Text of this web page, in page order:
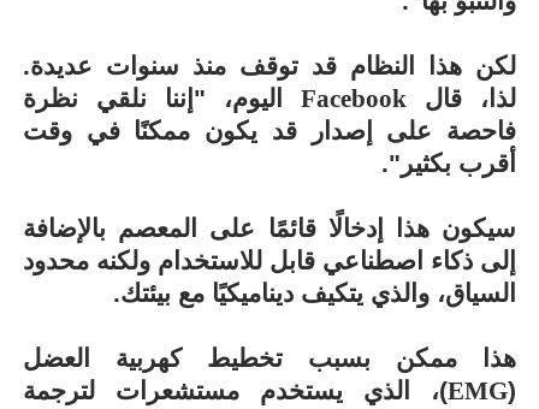
لكن هذا النظام قد توقف منذ سنوات عديدة.
لذا، قال Facebook
اليوم، "إننا نلقي نظرة
فاحصة على إصدار قد يكون ممكنًا في وقت
أقرب بكثير".
سيكون هذا إدخالًا قائمًا على المعصم بالإضافة
إلى ذكاء اصطناعي قابل للاستخدام ولكنه محدود
السياق، والذي يتكيف ديناميكيًا مع بيئتك.
هذا ممكن بسبب تخطيط كهربية العضل
(
EMG)، الذي يستخدم مستشعرات لترجمة